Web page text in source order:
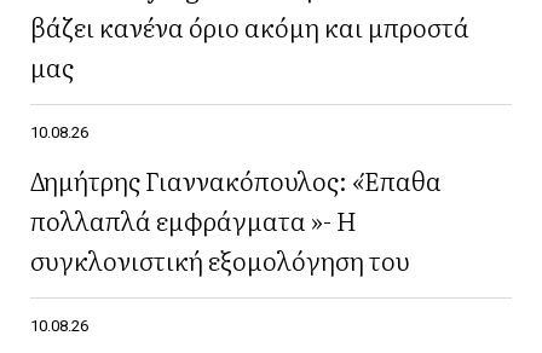
βάζει κανένα όριο ακόμη και μπροστά
μας
10.08.26
Δημήτρης Γιαννακόπουλος: «Έπαθα
πολλαπλά εμφράγματα »- Η
συγκλονιστική εξομολόγηση του
10.08.26